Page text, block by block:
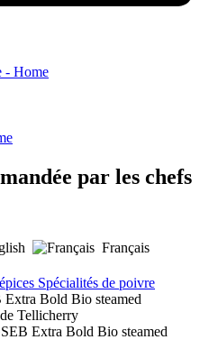
par les chefs
Français
Spécialités de poivre
Bold Bio steamed
Extra Bold Bio steamed